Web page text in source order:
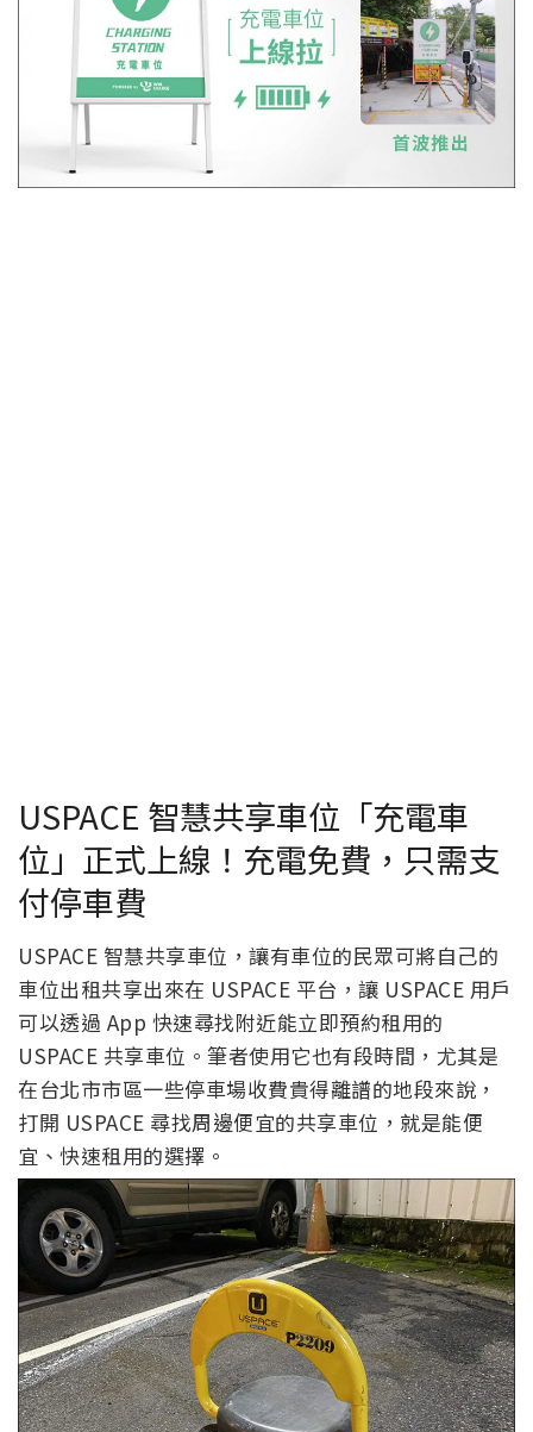
USPACE 智慧共享車位「充電車
位」正式上線！充電免費，只需支
付停車費
USPACE 智慧共享車位，讓有車位的民眾可將自己的
車位出租共享出來在 USPACE 平台，讓 USPACE 用戶
可以透過 App 快速尋找附近能立即預約租用的
USPACE 共享車位。筆者使用它也有段時間，尤其是
在台北市市區一些停車場收費貴得離譜的地段來說，
打開 USPACE 尋找周邊便宜的共享車位，就是能便
宜、快速租用的選擇。